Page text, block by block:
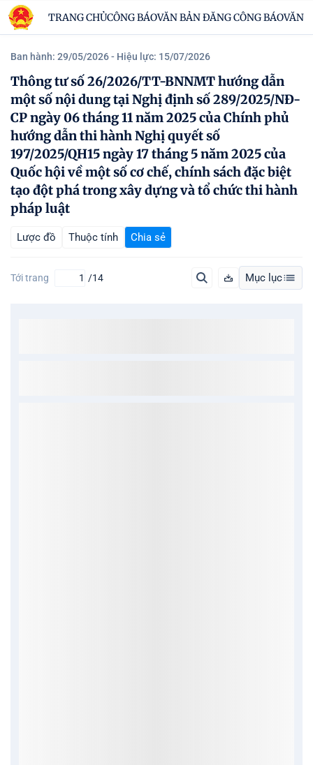
TRANG CHỦCÔNG BÁOVĂN BẢN ĐĂNG CÔNG BÁOVĂN
Ban hành: 29/05/2026- Hiệu lực: 15/07/2026
Thông tư số 26/2026/TT-BNNMT hướng dẫn
một số nội dung tại Nghị định số 289/2025/NĐ-
CP ngày 06 tháng 11 năm 2025 của Chính phủ
hướng dẫn thi hành Nghị quyết số
197/2025/QH15 ngày 17 tháng 5 năm 2025 của
Quốc hội về một số cơ chế, chính sách đặc biệt
tạo đột phá trong xây dựng và tổ chức thi hành
pháp luật
Lược đồ Thuộc tính Chia sẻ
Tới trang /14 Mục lục